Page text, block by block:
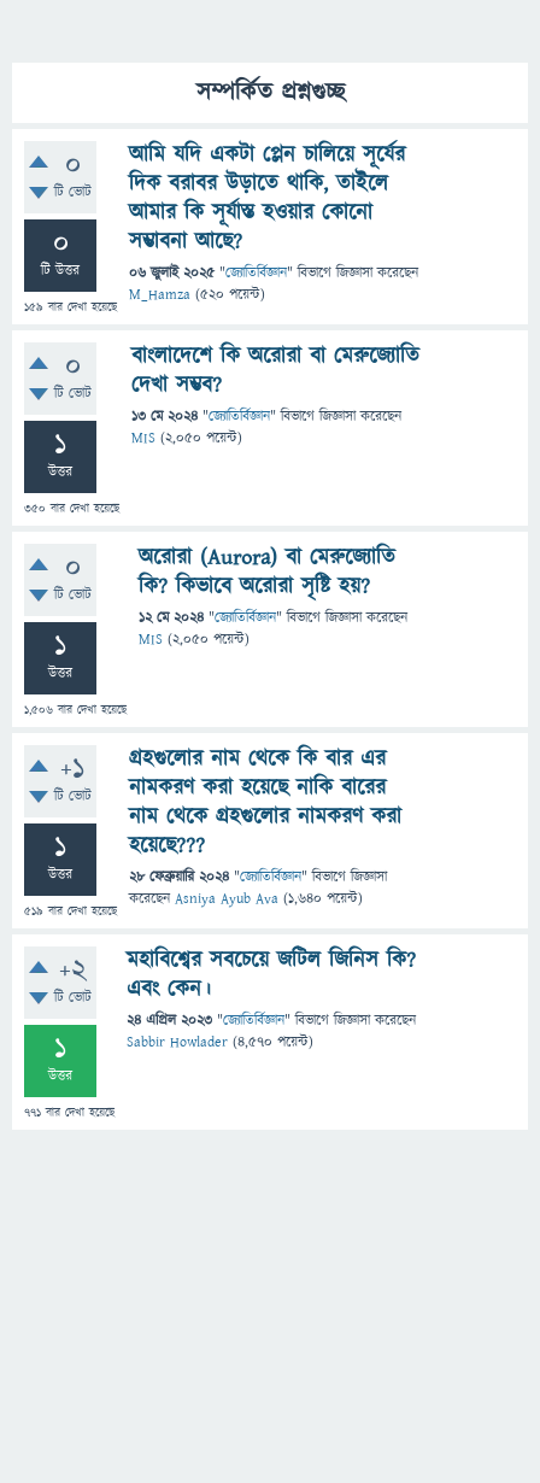
সম্পর্কিত প্রশ্নগুচ্ছ
0
টি ভোট
0
টি উত্তর
159 বার দেখা হয়েছে
আমি যদি একটা প্লেন চালিয়ে সূর্যের
দিক বরাবর উড়াতে থাকি, তাইলে
আমার কি সূর্যাস্ত হওয়ার কোনো
সম্ভাবনা আছে?
06 জুলাই 2025 "জ্যোতির্বিজ্ঞান" বিভাগে জিজ্ঞাসাকরেছেন
M_Hamza (520 পয়েন্ট)
0
টি ভোট
1
উত্তর
350 বার দেখা হয়েছে
বাংলাদেশে কি অরোরা বা মেরুজ্যোতি
দেখা সম্ভব?
13 মে 2024 "জ্যোতির্বিজ্ঞান" বিভাগে জিজ্ঞাসাকরেছেন
MIS (2,050 পয়েন্ট)
0
টি ভোট
1
উত্তর
1,506 বার দেখা হয়েছে
অরোরা (Aurora) বা মেরুজ্যোতি
কি? কিভাবে অরোরা সৃষ্টি হয়?
12 মে 2024 "জ্যোতির্বিজ্ঞান" বিভাগে জিজ্ঞাসাকরেছেন
MIS (2,050 পয়েন্ট)
+1
টি ভোট
1
উত্তর
519 বার দেখা হয়েছে
গ্রহগুলোর নাম থেকে কি বার এর
নামকরণ করা হয়েছে নাকি বারের
নাম থেকে গ্রহগুলোর নামকরণ করা
হয়েছে???
28 ফেব্রুয়ারি 2024 "জ্যোতির্বিজ্ঞান" বিভাগে জিজ্ঞাসা
করেছেনAsniya Ayub Ava (1,640 পয়েন্ট)
+2
টি ভোট
1
উত্তর
771 বার দেখা হয়েছে
মহাবিশ্বের সবচেয়ে জটিল জিনিস কি?
এবং কেন।
24 এপ্রিল 2023 "জ্যোতির্বিজ্ঞান" বিভাগে জিজ্ঞাসাকরেছেন
Sabbir Howlader (4,570 পয়েন্ট)